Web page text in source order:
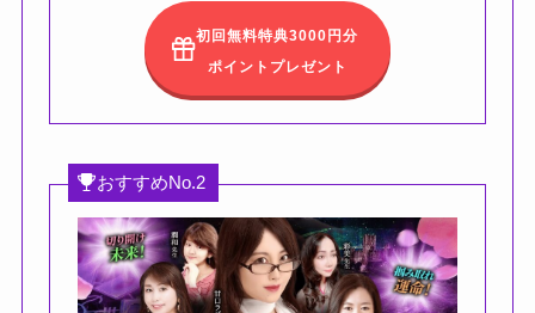
初回無料特典3000円分
ポイントプレゼント
おすすめNo.2